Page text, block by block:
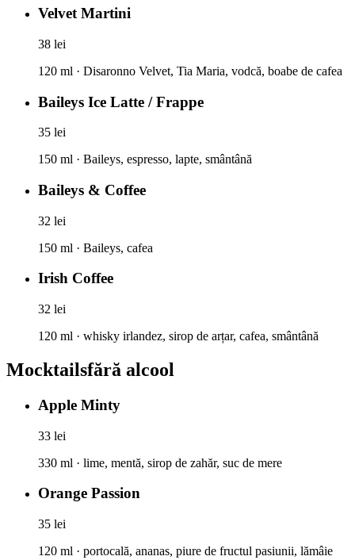
Velvet Martini
38 lei
120 ml · Disaronno Velvet, Tia Maria, vodcă, boabe de cafea
Baileys Ice Latte / Frappe
35 lei
150 ml · Baileys, espresso, lapte, smântână
Baileys & Coffee
32 lei
150 ml · Baileys, cafea
Irish Coffee
32 lei
120 ml · whisky irlandez, sirop de arțar, cafea, smântână
Mocktailsfără alcool
Apple Minty
33 lei
330 ml · lime, mentă, sirop de zahăr, suc de mere
Orange Passion
35 lei
120 ml · portocală, ananas, piure de fructul pasiunii, lămâie